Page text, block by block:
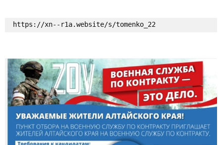
https://xn--r1a.website/s/tomenko_22